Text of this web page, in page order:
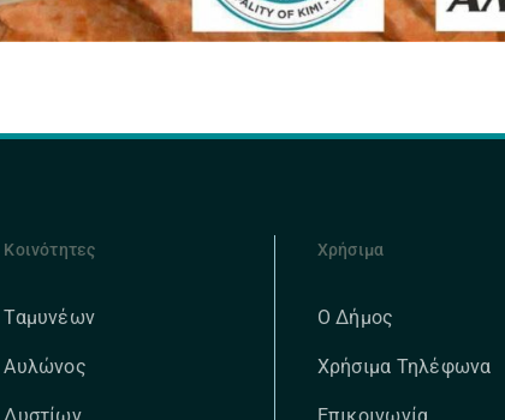
Κοινότητες
Ταμυνέων
Αυλώνος
Χρήσιμα
Ο Δήμος
Χρήσιμα Τηλέφωνα